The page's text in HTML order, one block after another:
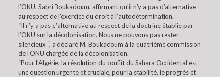
l’ONU, Sabri Boukadoum, affirmant qu’il n’y a pas d’alternative
au respect de l’exercice du droit à l’autodétermination.
“Il n’y a pas d’alternative au respect de la doctrine établie par
l’ONU sur la décolonisation. Nous ne pouvons pas rester
silencieux “, a déclaré M. Boukadoum à la quatrième commission
de l’ONU chargée de la décolonisation.
“Pour l’Algérie, la résolution du conflit du Sahara Occidental est
une question urgente et cruciale, pour la stabilité, le progrès et